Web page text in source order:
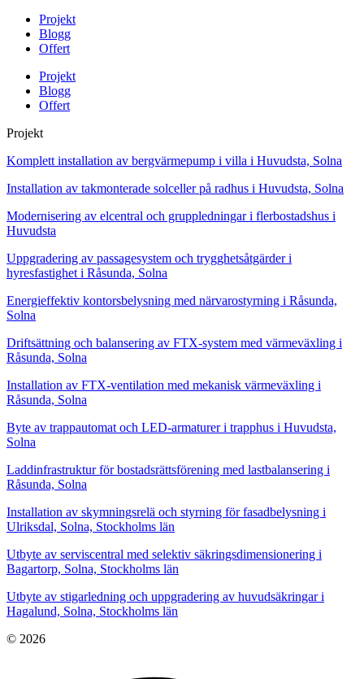
Projekt
Blogg
Offert
Projekt
Blogg
Offert
Projekt
Komplett installation av bergvärmepump i villa i Huvudsta, Solna
Installation av takmonterade solceller på radhus i Huvudsta, Solna
Modernisering av elcentral och gruppledningar i flerbostadshus i
Huvudsta
Uppgradering av passagesystem och trygghetsåtgärder i
hyresfastighet i Råsunda, Solna
Energieffektiv kontorsbelysning med närvarostyrning i Råsunda,
Solna
Driftsättning och balansering av FTX-system med värmeväxling i
Råsunda, Solna
Installation av FTX-ventilation med mekanisk värmeväxling i
Råsunda, Solna
Byte av trappautomat och LED-armaturer i trapphus i Huvudsta,
Solna
Laddinfrastruktur för bostadsrättsförening med lastbalansering i
Råsunda, Solna
Installation av skymningsrelä och styrning för fasadbelysning i
Ulriksdal, Solna, Stockholms län
Utbyte av serviscentral med selektiv säkringsdimensionering i
Bagartorp, Solna, Stockholms län
Utbyte av stigarledning och uppgradering av huvudsäkringar i
Hagalund, Solna, Stockholms län
© 2026